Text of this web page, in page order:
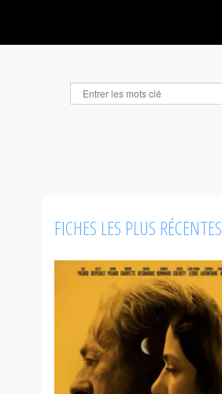
FICHES LES PLUS RÉCENTES